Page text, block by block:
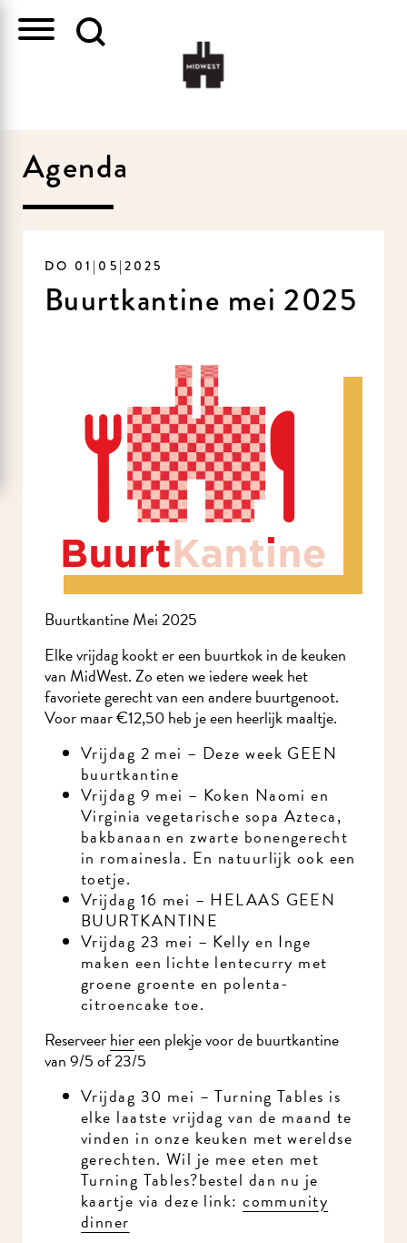
Agenda
DO 01|05|2025
Buurtkantine mei 2025
Buurtkantine Mei 2025
Elke vrijdag kookt er een buurtkok in de keuken
van MidWest. Zo eten we iedere week het
favoriete gerecht van een andere buurtgenoot.
Voor maar €12,50 heb je een heerlijk maaltje.
Vrijdag 2 mei – Deze week GEEN
buurtkantine
Vrijdag 9 mei – Koken Naomi en
Virginia vegetarische sopa Azteca,
bakbanaan en zwarte bonengerecht
in romainesla. En natuurlijk ook een
toetje.
Vrijdag 16 mei – HELAAS GEEN
BUURTKANTINE
Vrijdag 23 mei – Kelly en Inge
maken een lichte lentecurry met
groene groente en polenta-
citroencake toe.
Reserveerhiereen plekje voor de buurtkantine
van 9/5 of 23/5
Vrijdag 30 mei – Turning Tables is
elke laatste vrijdag van de maand te
vinden in onze keuken met wereldse
gerechten. Wil je mee eten met
Turning Tables?bestel dan nu je
kaartje via deze link:community
dinner